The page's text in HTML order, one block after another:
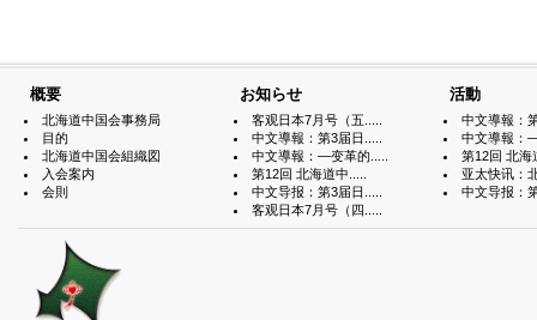
概要
北海道中国会事務局
目的
北海道中国会組織図
入会案内
会則
お知らせ
客观日本7月号（五.....
中文導報：第3届日.....
中文導報：—变革的.....
第12回 北海道中.....
中文导报：第3届日.....
客观日本7月号（四.....
活動
中文導報：
中文導報：
第12回 北海
亚太快讯：
中文导报：